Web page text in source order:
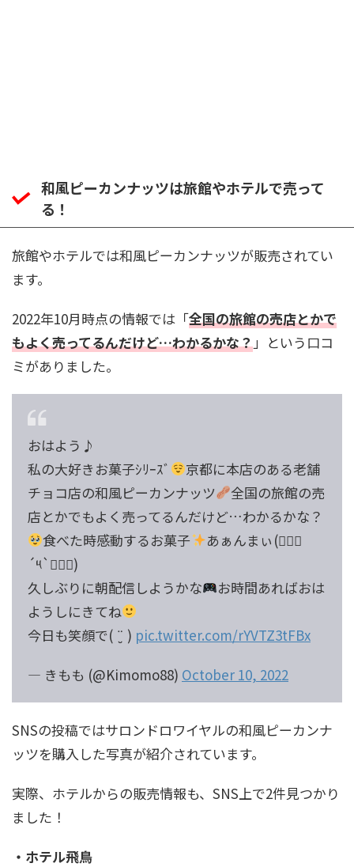
和風ピーカンナッツは旅館やホテルで売って
る！
旅館やホテルでは和風ピーカンナッツが販売されてい
ます。
2022年10月時点の情報では「全国の旅館の売店とかで
もよく売ってるんだけど…わかるかな？」という口コ
ミがありました。
おはよう♪
私の大好きお菓子ｼﾘｰｽﾞ
京都に本店のある老舗
チョコ店の和風ピーカンナッツ
全国の旅館の売
店とかでもよく売ってるんだけど…わかるかな？
食べた時感動するお菓子
あぁんまぃ(๑⃙⃘
´༥`๑⃙⃘)
久しぶりに朝配信しようかな
お時間あればおは
ようしにきてね
今日も笑顔で( ¨̮ ) pic.twitter.com/rYVTZ3tFBx
— きもも (@Kimomo88) October 10, 2022
SNSの投稿ではサロンドロワイヤルの和風ピーカンナ
ッツを購入した写真が紹介されています。
実際、ホテルからの販売情報も、SNS上で2件見つかり
ました！
・ホテル飛鳥